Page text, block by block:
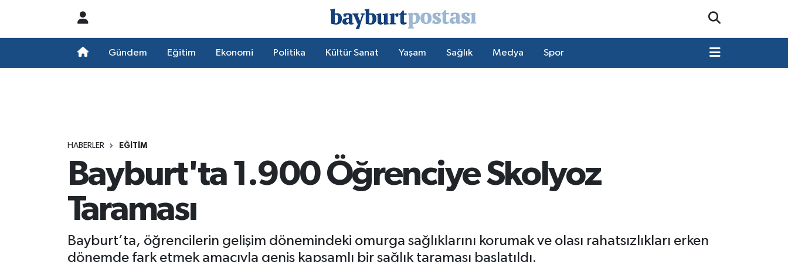
Gündem Eğitim Ekonomi Politika Kültür Sanat Yaşam Sağlık Medya Spor
HABERLER EĞITIM
Bayburt'ta 1.900 Öğrenciye Skolyoz
Taraması
Bayburt’ta, öğrencilerin gelişim dönemindeki omurga sağlıklarını korumak ve olası rahatsızlıkları erken
dönemde fark etmek amacıyla geniş kapsamlı bir sağlık taraması başlatıldı.
Süper Lig Puan Durumu ve Fikstür
Son Dakika Haberleri
Haber Arşivi